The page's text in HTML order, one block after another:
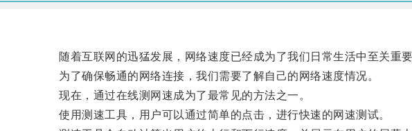
随着互联网的迅猛发展，网络速度已经成为了我们日常生活中至关重要
为了确保畅通的网络连接，我们需要了解自己的网络速度情况。
现在，通过在线测网速成为了最常见的方法之一。
使用测速工具，用户可以通过简单的点击，进行快速的网速测试。